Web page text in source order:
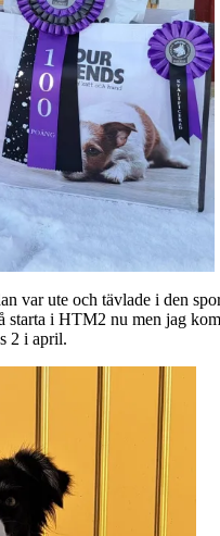
var ute och tävlade i den
i HTM2 nu men jag
2 i april.